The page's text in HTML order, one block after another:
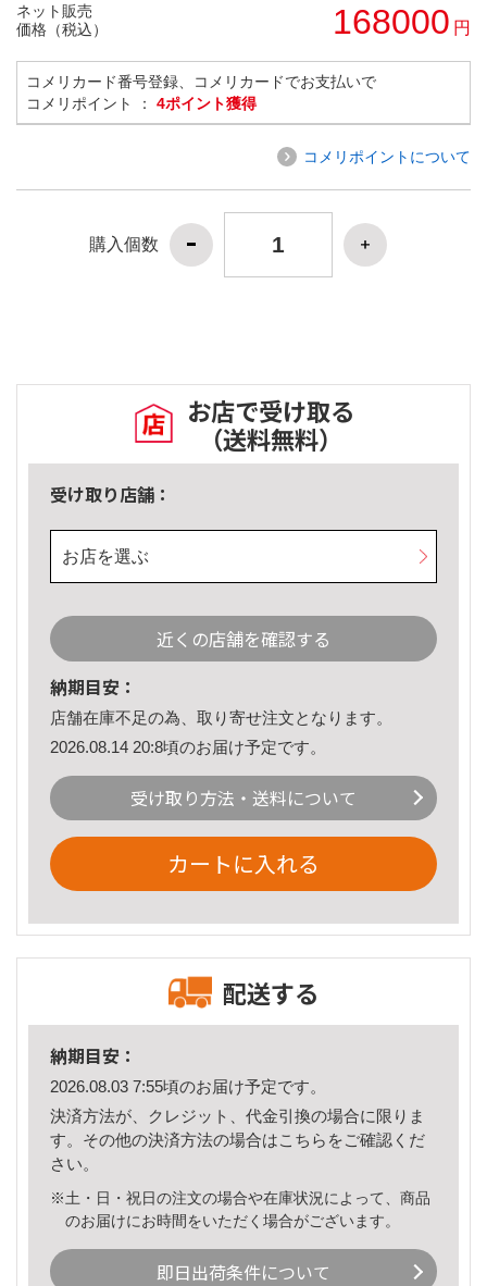
ネット販売
価格（税込）
168000 円
コメリカード番号登録、コメリカードでお支払いで
コメリポイント ： 4ポイント獲得
コメリポイントについて
購入個数
お店で受け取る
（送料無料）
受け取り店舗：
お店を選ぶ
近くの店舗を確認する
納期目安：
店舗在庫不足の為、取り寄せ注文となります。
2026.08.14 20:8頃のお届け予定です。
受け取り方法・送料について
カートに入れる
配送する
納期目安：
2026.08.03 7:55頃のお届け予定です。
決済方法が、クレジット、代金引換の場合に限りま
す。その他の決済方法の場合はこちら をご確認くだ
さい。
※土・日・祝日の注文の場合や在庫状況によって、商品
のお届けにお時間をいただく場合がございます。
即日出荷条件について